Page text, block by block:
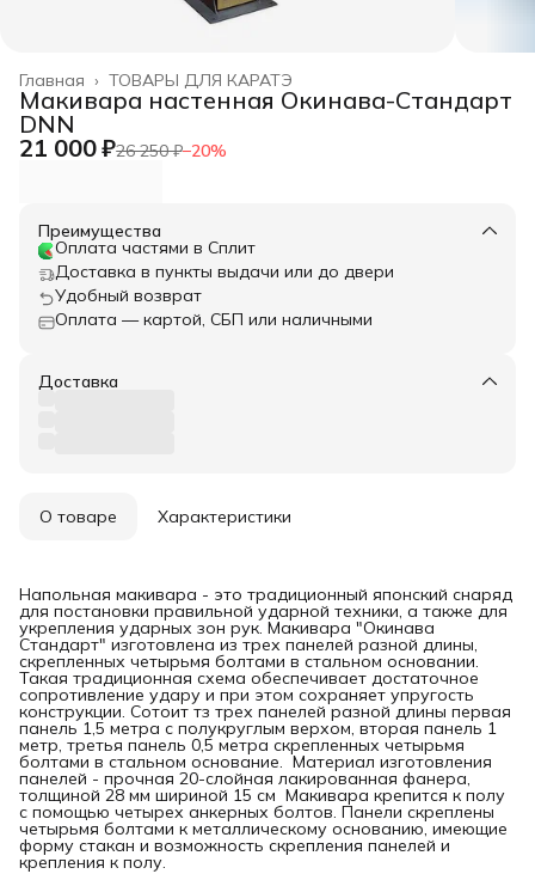
ТОВАРЫ ДЛЯ КАРАТЭ
Главная ›
Макивара настенная Окинава-Стандарт
DNN
21 000 ₽26 250 ₽−20%
Преимущества
Оплата частями в Сплит
Доставка в пункты выдачи или до двери
Удобный возврат
Оплата — картой, СБП или наличными
Доставка
О товаре Характеристики
Напольная макивара - это традиционный японский снаряд
для постановки правильной ударной техники, а также для
укрепления ударных зон рук. Макивара "Окинава
Стандарт" изготовлена из трех панелей разной длины,
скрепленных четырьмя болтами в стальном основании.
Такая традиционная схема обеспечивает достаточное
сопротивление удару и при этом сохраняет упругость
конструкции. Сотоит тз трех панелей разной длины первая
панель 1,5 метра с полукруглым верхом, вторая панель 1
метр, третья панель 0,5 метра скрепленных четырьмя
болтами в стальном основание. Материал изготовления
панелей - прочная 20-слойная лакированная фанера,
толщиной 28 мм шириной 15 см Макивара крепится к полу
с помощью четырех анкерных болтов. Панели скреплены
четырьмя болтами к металлическому основанию, имеющие
форму стакан и возможность скрепления панелей и
крепления к полу.